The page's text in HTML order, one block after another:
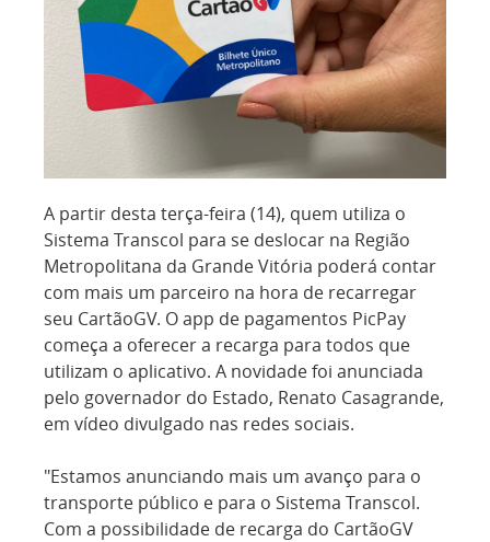
A partir desta terça-feira (14), quem utiliza o
Sistema Transcol para se deslocar na Região
Metropolitana da Grande Vitória poderá contar
com mais um parceiro na hora de recarregar
seu CartãoGV. O app de pagamentos PicPay
começa a oferecer a recarga para todos que
utilizam o aplicativo. A novidade foi anunciada
pelo governador do Estado, Renato Casagrande,
em vídeo divulgado nas redes sociais.
"Estamos anunciando mais um avanço para o
transporte público e para o Sistema Transcol.
Com a possibilidade de recarga do CartãoGV